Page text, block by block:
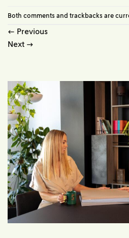
Both comments and trackbacks are
← Previous
Next →